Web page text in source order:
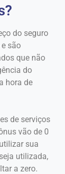
do seguro
são
que não
do
hora de
de serviços
vão de 0
sua
utilizada,
a zero.